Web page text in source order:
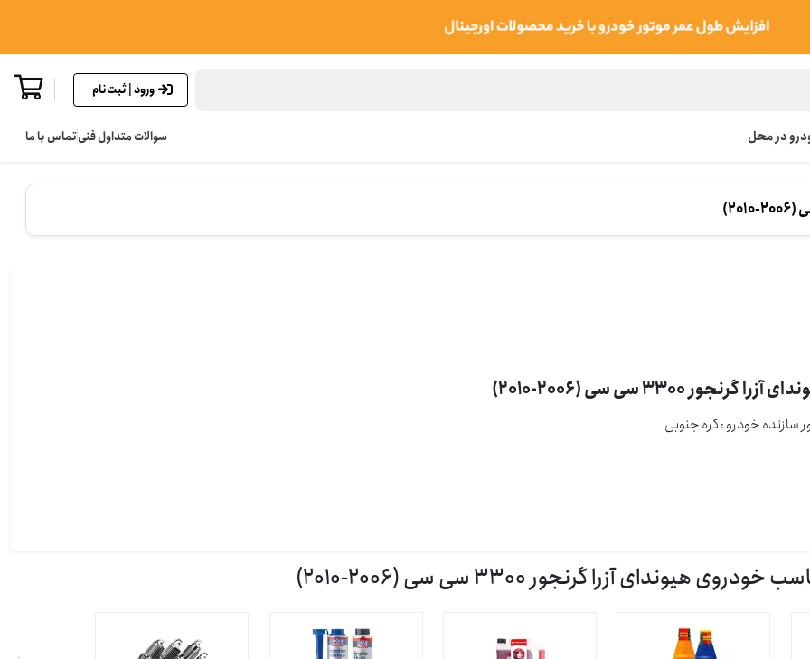
ورود | ثبت‌نام
در محل سوالات متداول فنیتماس با ما
آزرا گرنجور 3300 سی سی (2006-2010)
سازنده خودرو : كره جنوبی
هیوندای آزرا گرنجور 3300 سی سی (2006-2010)